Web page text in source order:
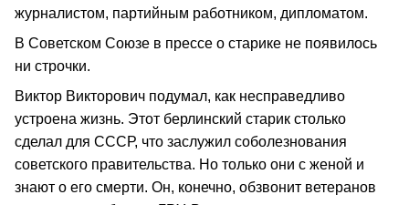
журналистом, партийным работником, дипломатом.
В Советском Союзе в прессе о старике не появилось
ни строчки.
Виктор Викторович подумал, как несправедливо
устроена жизнь. Этот берлинский старик столько
сделал для СССР, что заслужил соболезнования
советского правительства. Но только они с женой и
знают о его смерти. Он, конечно, обзвонит ветеранов